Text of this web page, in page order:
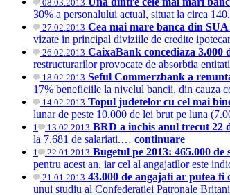
08.03.2013
30% a personalului actual, situat la circa
27.02.2013 Cea mai mare banca din
vizate in principal diviziile de credite
26.02.2013 CaixaBank concediaza 3.000
restructurarilor provocate de absorbtia
18.02.2013 Seful Commerzbank a
17% beneficiile la nivelul bancii, din cauza
14.02.2013 Topul judetelor cu cel mai
lunar de peste 10.000 de lei brut pe luna
1 13.02.2013 BRD a inchis anul trecut 22
la 7.681 de salariati.… continuare
1 22.01.2013 Bugetul pe 2013: 465.000
pentru acest an, iar cel al angajatilor este
21.01.2013 43.000 de angajati ar putea
unui studiu al Confederatiei Patronale